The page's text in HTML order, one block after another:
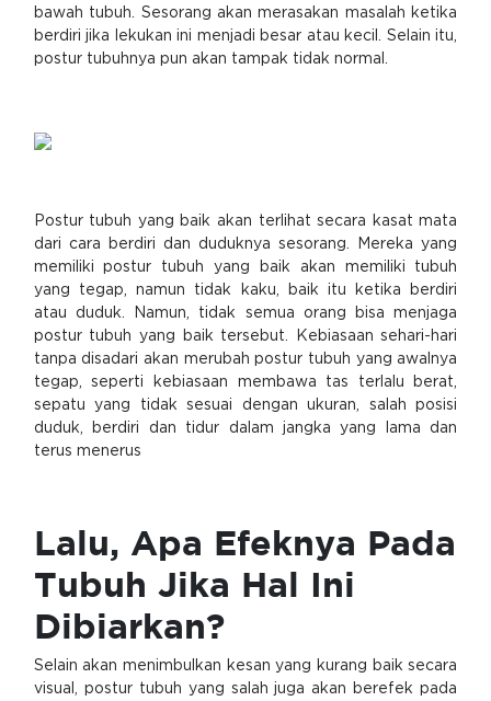
bawah tubuh. Sesorang akan merasakan masalah ketika
berdiri jika lekukan ini menjadi besar atau kecil. Selain itu,
postur tubuhnya pun akan tampak tidak normal.
Postur tubuh yang baik akan terlihat secara kasat mata
dari cara berdiri dan duduknya sesorang. Mereka yang
memiliki postur tubuh yang baik akan memiliki tubuh
yang tegap, namun tidak kaku, baik itu ketika berdiri
atau duduk. Namun, tidak semua orang bisa menjaga
postur tubuh yang baik tersebut. Kebiasaan sehari-hari
tanpa disadari akan merubah postur tubuh yang awalnya
tegap, seperti kebiasaan membawa tas terlalu berat,
sepatu yang tidak sesuai dengan ukuran, salah posisi
duduk, berdiri dan tidur dalam jangka yang lama dan
terus menerus
Lalu, Apa Efeknya Pada
Tubuh Jika Hal Ini
Dibiarkan?
Selain akan menimbulkan kesan yang kurang baik secara
visual, postur tubuh yang salah juga akan berefek pada